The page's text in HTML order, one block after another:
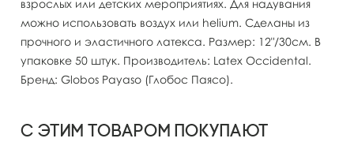
взрослых или детских мероприятиях. Для надувания
можно использовать воздух или helium. Сделаны из
прочного и эластичного латекса. Размер: 12"/30см. В
упаковке 50 штук. Производитель: Latex Occidental.
Бренд: Globos Payaso (Глобос Паясо).
С этим товаром покупают